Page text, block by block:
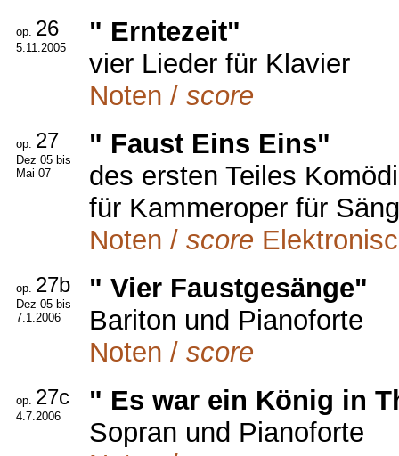
op. 26
5.11.2005
" Erntezeit"
vier Lieder für Klavier
Noten / score
op. 27
Dez 05 bis
Mai 07
" Faust Eins Eins"
des ersten Teiles
für Kammeroper für
Noten / score
op. 27b
Dez 05 bis
7.1.2006
" Vier Faustgesänge"
Bariton und Pianoforte
Noten / score
op. 27c
4.7.2006
" Es war ein König in
Sopran und Pianoforte